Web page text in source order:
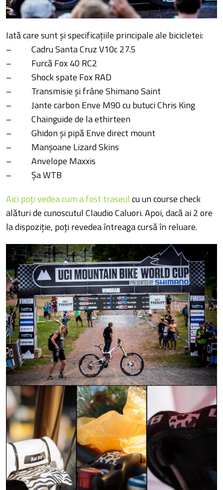
Iată care sunt şi specificaţiile principale ale bicicletei:
– Cadru Santa Cruz V10c 27.5
– Furcă Fox 40 RC2
– Shock spate Fox RAD
– Transmisie şi frâne Shimano Saint
– Jante carbon Enve M90 cu butuci Chris King
– Chainguide de la ethirteen
– Ghidon şi pipă Enve direct mount
– Manşoane Lizard Skins
– Anvelope Maxxis
– Şa WTB
Aici poţi vedea cum a fost traseul cu un course check
alături de cunoscutul Claudio Caluori. Apoi, dacă ai 2 ore
la dispoziţie, poţi revedea întreaga cursă în reluare.